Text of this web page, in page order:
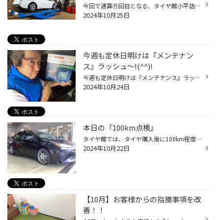
今回で通算⑪回目となる、タイヤ館小平店恒例の人気企画？？？ 『アライメント』１００景シリーズの下半期がスタート(^_^)/ ２０２４年下半期⑧発目は・・・『軽＆コンパクト』特集に決定～！！ では１０台を御紹介!(^^)! そろそろ冬支度の準備ですヨ～(^_^)/ ①台目 N-BOXカスタム ②台目 タント ③台目...
2024年10月25日
今週も定休日明けは『メンテナン
ス』ラッシュ～!(^^)!
今週も定休日明けは『メンテナンス』ラッシュでした～!(^^)! 暑かったり、寒かったりと気温差が大きい季節なので、体調管理も大変です((+_+)) そして、愛車の体調管理もしっかりとやっていますか～？ サボっていませんか～？ エアコンフィルター交換 エンジンオイル交換 ハブ防錆施工 クーラントブ...
2024年10月24日
本日の『100km点検』
タイヤ館では、タイヤ購入後に100km程度走行したら最後の点検を行っています！！ これが通称『タイヤ100km点検』と言います(^_^)/ その点検内容は・・・ ◆空気圧点検（空気圧のバラツキを修正） ◆トルク点検（ナット・ボルトの緩み確認） ◆タイヤワックス塗布（キレイに清掃） 以上の３項目を実施...
2024年10月22日
【10月】お客様からの指摘事項を改
善！！